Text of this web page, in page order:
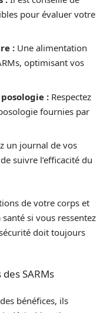
pour évaluer votre
: Une alimentation
optimisant vos
: Respectez
fournies par
un journal de vos
suivre l’efficacité du
de votre corps et
si vous ressentez
doit toujours
SARMs
bénéfices, ils